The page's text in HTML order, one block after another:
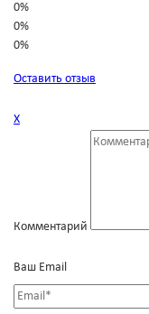
0%
0%
0%
Оставить отзыв
Х
Комментарий
Ваш Email